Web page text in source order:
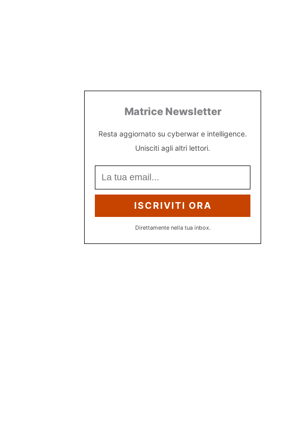
Matrice Newsletter
Resta aggiornato su cyberwar e intelligence.
Unisciti agli altri lettori.
ISCRIVITI ORA
Direttamente nella tua inbox.